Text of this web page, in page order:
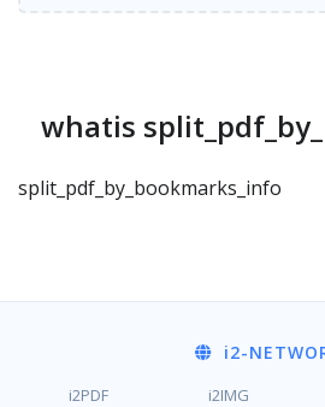
whatis
split_pdf_by_bookmarks_info
i2-
i2PDF i2IMG